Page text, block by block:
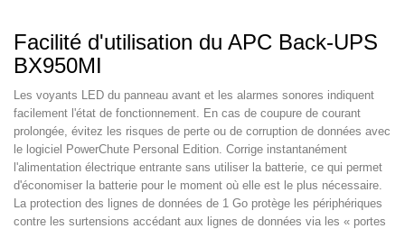
Facilité d'utilisation du APC Back-UPS
BX950MI
Les voyants LED du panneau avant et les alarmes sonores indiquent
facilement l'état de fonctionnement. En cas de coupure de courant
prolongée, évitez les risques de perte ou de corruption de données avec
le logiciel PowerChute Personal Edition. Corrige instantanément
l'alimentation électrique entrante sans utiliser la batterie, ce qui permet
d'économiser la batterie pour le moment où elle est le plus nécessaire.
La protection des lignes de données de 1 Go protège les périphériques
contre les surtensions accédant aux lignes de données via les « portes